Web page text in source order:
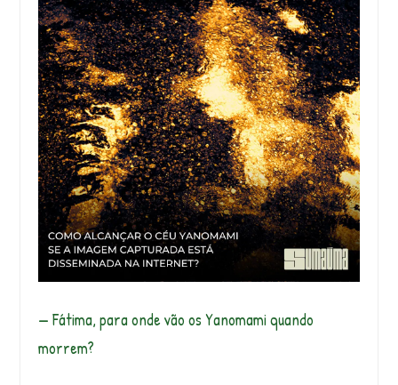
— Fátima, para onde vão os Yanomami quando
morrem?